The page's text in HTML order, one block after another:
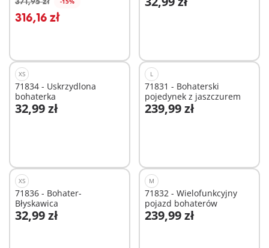
316,16 zł
Dodaj do koszyka Dodaj do koszyka
XS
71834 - Uskrzydlona
bohaterka
32,99 zł
Dodaj do koszyka
L
71831 - Bohaterski
pojedynek z jaszczurem
239,99 zł
Dodaj do koszyka
XS
71836 - Bohater-
Błyskawica
32,99 zł
Dodaj do koszyka
M
71832 - Wielofunkcyjny
pojazd bohaterów
239,99 zł
Dodaj do koszyka